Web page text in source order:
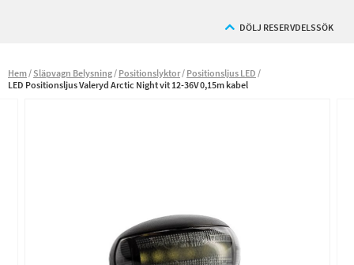
DÖLJ RESERVDELSSÖK
Hem Släpvagn Belysning Positionslyktor Positionsljus LED
LED Positionsljus Valeryd Arctic Night vit 12-36V 0,15m kabel